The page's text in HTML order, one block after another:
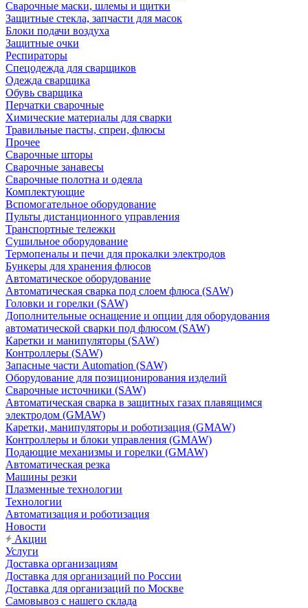
Сварочные маски, шлемы и щитки
Защитные стекла, запчасти для масок
Блоки подачи воздуха
Защитные очки
Респираторы
Спецодежда для сварщиков
Одежда сварщика
Обувь сварщика
Перчатки сварочные
Химические материалы для сварки
Травильные пасты, спреи, флюсы
Прочее
Сварочные шторы
Сварочные занавесы
Сварочные полотна и одеяла
Комплектующие
Вспомогательное оборудование
Пульты дистанционного управления
Транспортные тележки
Сушильное оборудование
Термопеналы и печи для прокалки электродов
Бункеры для хранения флюсов
Автоматическое оборудование
Автоматическая сварка под слоем флюса (SAW)
Головки и горелки (SAW)
Дополнительные оснащение и опции для оборудования
автоматической сварки под флюсом (SAW)
Каретки и манипуляторы (SAW)
Контроллеры (SAW)
Запасные части Automation (SAW)
Оборудование для позиционирования изделий
Сварочные источники (SAW)
Автоматическая сварка в защитных газах плавящимся
электродом (GMAW)
Каретки, манипуляторы и роботизация (GMAW)
Контроллеры и блоки управления (GMAW)
Подающие механизмы и горелки (GMAW)
Автоматическая резка
Машины резки
Плазменные технологии
Технологии
Автоматизация и роботизация
Новости
Акции
Услуги
Доставка организациям
Доставка для организаций по России
Доставка для организаций по Москве
Самовывоз с нашего склада